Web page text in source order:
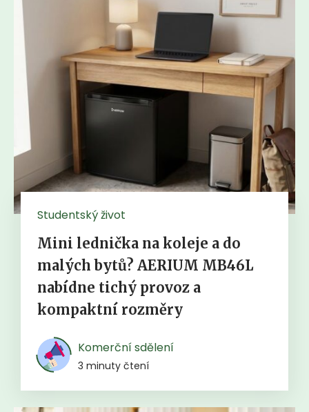
Studentský život
Mini lednička na koleje a do
malých bytů? AERIUM MB46L
nabídne tichý provoz a
kompaktní rozměry
Komerční sdělení
3 minuty čtení